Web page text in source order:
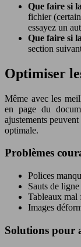
Que faire si
fichier
essayez un
Que faire si
section
Optimiser
Même avec les
en page du
ajustements
optimale.
Problèmes
Polices
Sauts de
Tableaux mal
Images
Solutions pour